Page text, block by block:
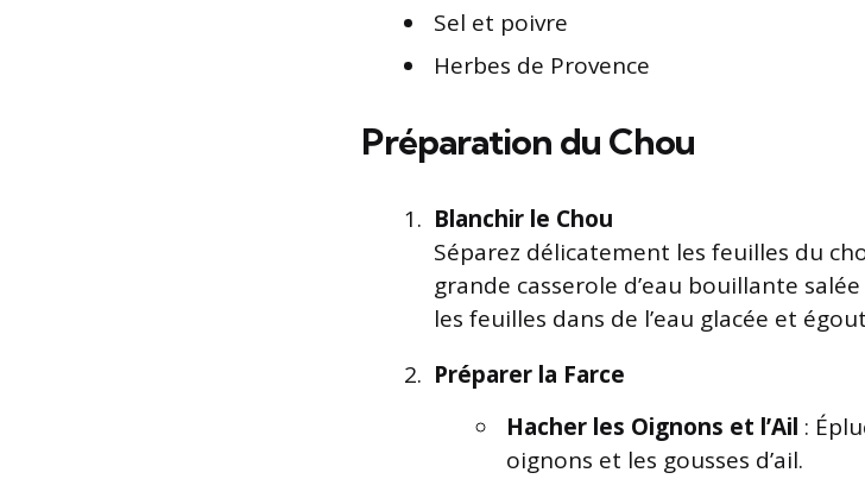
Sel et poivre
Herbes de Provence
Préparation du Chou
Blanchir le Chou
Séparez délicatement les feuilles du
grande casserole d’eau bouillante
les feuilles dans de l’eau glacée et
Préparer la Farce
Hacher les Oignons et l’Ail :
oignons et les gousses d’ail.